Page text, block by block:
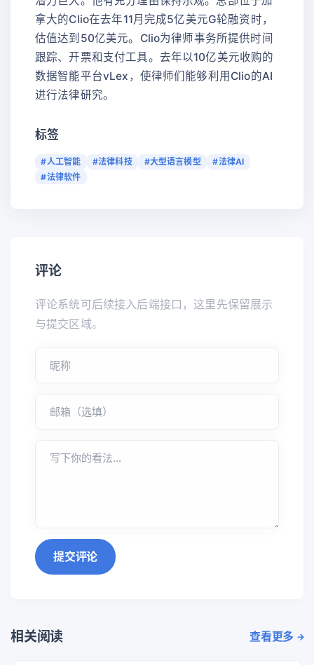
拿大的Clio在去年11月完成5亿美元G轮融资时，
估值达到50亿美元。Clio为律师事务所提供时间
跟踪、开票和支付工具。去年以10亿美元收购的
数据智能平台vLex，使律师们能够利用Clio的AI
进行法律研究。
标签
#人工智能 #法律科技 #大型语言模型
#法律AI
#法律软件
评论
评论系统可后续接入后端接口，这里先保留展示
与提交区域。
提交评论
相关阅读 查看更多